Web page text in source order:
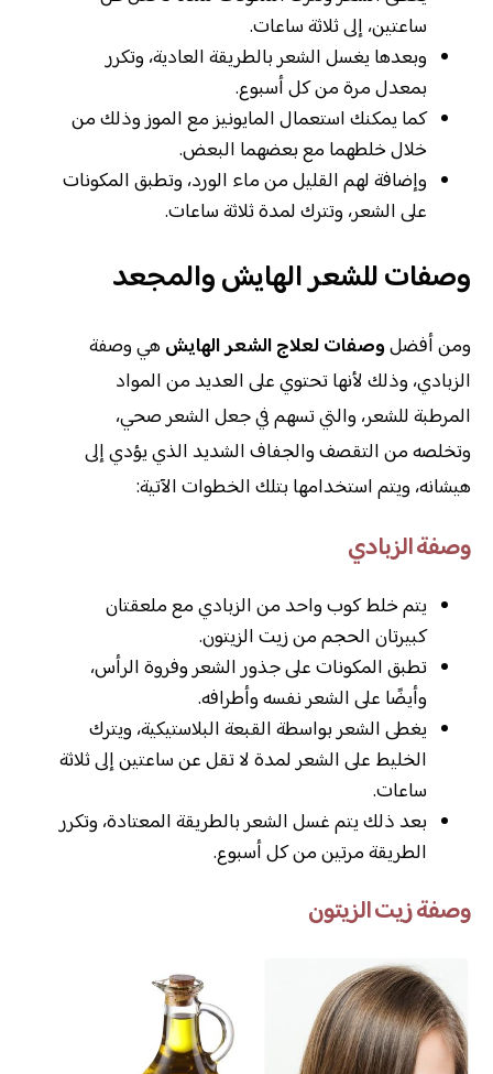
ساعتين، إلى ثلاثة ساعات.
وبعدها يغسل الشعر بالطريقة العادية، وتكرر
بمعدل مرة من كل أسبوع.
كما يمكنك استعمال المايونيز مع الموز وذلك من
خلال خلطهما مع بعضهما البعض.
وإضافة لهم القليل من ماء الورد، وتطبق المكونات
على الشعر، وتترك لمدة ثلاثة ساعات.
وصفات للشعر الهايش والمجعد
ومن أفضلوصفات لعلاج الشعر الهايش هي وصفة
الزبادي، وذلك لأنها تحتوي على العديد من المواد
المرطبة للشعر، والتي تسهم في جعل الشعر صحي،
وتخلصه من التقصف والجفاف الشديد الذي يؤدي إلى
هيشانه، ويتم استخدامها بتلك الخطوات الآتية:
وصفة الزبادي
يتم خلط كوب واحد من الزبادي مع ملعقتان
كبيرتان الحجم من زيت الزيتون.
تطبق المكونات على جذور الشعر وفروة الرأس،
وأيضًا على الشعر نفسه وأطرافه.
يغطى الشعر بواسطة القبعة البلاستيكية، ويترك
الخليط على الشعر لمدة لا تقل عن ساعتين إلى ثلاثة
ساعات.
بعد ذلك يتم غسل الشعر بالطريقة المعتادة، وتكرر
الطريقة مرتين من كل أسبوع.
وصفة زيت الزيتون